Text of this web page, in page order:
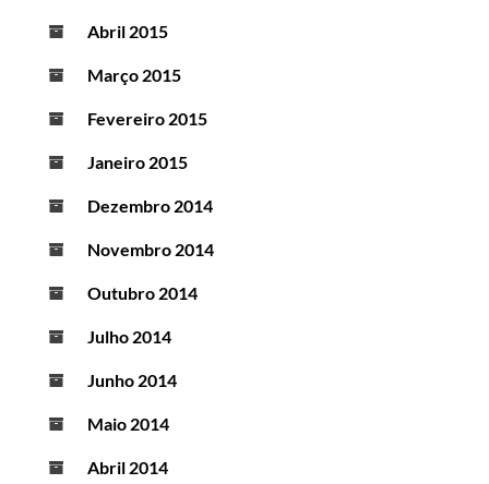
Abril 2015
Março 2015
Fevereiro 2015
Janeiro 2015
Dezembro 2014
Novembro 2014
Outubro 2014
Julho 2014
Junho 2014
Maio 2014
Abril 2014